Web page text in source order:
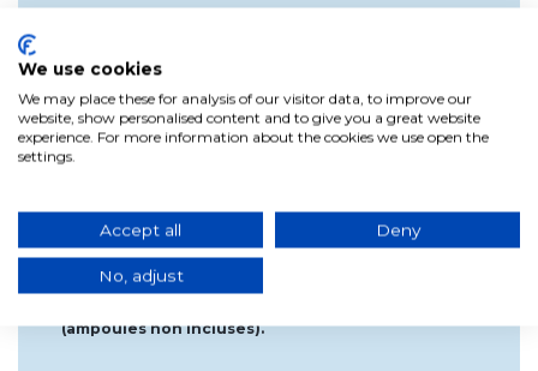
blanche et projette de la lumière vers le haut et vers le bas.
Cette applique est fabriquée en acier peint avec une finition
blanche et projette de la lumière vers le haut et vers le bas.
L'applique parfaite comme lumière d'appoint ou pour
Elle peut être fixée au mur et projette de la lumière vers le
haut et vers le bas. Il s'agit d'un produit IP20, ce qui signifie
qu'il convient uniquement à un usage intérieur.
(ampoules non incluses).
We use cookies
We may place these for analysis of our visitor data, to improve our
website, show personalised content and to give you a great website
experience. For more information about the cookies we use open the
settings.
Accept all Deny
No, adjust